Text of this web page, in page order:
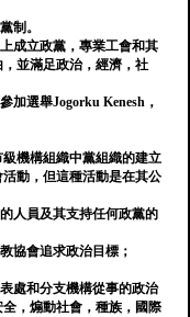
制。
成立政黨，專業工會和其
並滿足政治，經濟，社
加選舉Jogorku Kenesh，
級機構組織中黨組織的建立
動，但這種活動是在其公
人員及其支持任何政黨的
協會追求政治目標；
處和分支機構從事的政治
，煽動社會，種族，國際